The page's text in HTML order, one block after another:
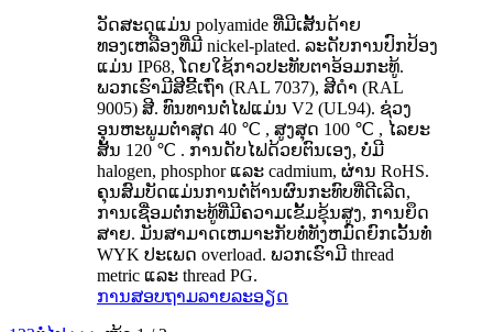
ວັດສະດຸແມ່ນ polyamide ທີ່ມີເສັ້ນດ້າຍ
ທອງເຫລືອງທີ່ມີ nickel-plated. ລະດັບການປົກປ້ອງ
ແມ່ນ IP68, ໂດຍໃຊ້ກາວປະທັບຕາອ້ອມກະທູ້.
ພວກເຮົາມີສີຂີ້ເຖົ່າ (RAL 7037), ສີດໍາ (RAL
9005) ສີ. ທົນທານຕໍ່ໄຟແມ່ນ V2 (UL94). ຊ່ວງ
ອຸນຫະພູມຕໍ່າສຸດ 40 ℃ , ສູງສຸດ 100 ℃ , ໄລຍະ
ສັ້ນ 120 ℃ . ການດັບໄຟດ້ວຍຕົນເອງ, ບໍ່ມີ
halogen, phosphor ແລະ cadmium, ຜ່ານ RoHS.
ຄຸນສົມບັດແມ່ນການຕໍ່ຕ້ານຜົນກະທົບທີ່ດີເລີດ,
ການເຊື່ອມຕໍ່ກະທູ້ທີ່ມີຄວາມເຂັ້ມຂຸ້ນສູງ, ການຍຶດ
ສາຍ. ມັນສາມາດເຫມາະກັບທໍ່ທັງຫມົດຍົກເວັ້ນທໍ່
WYK ປະເພດ overload. ພວກເຮົາມີ thread
metric ແລະ thread PG.
ການສອບຖາມລາຍລະອຽດ